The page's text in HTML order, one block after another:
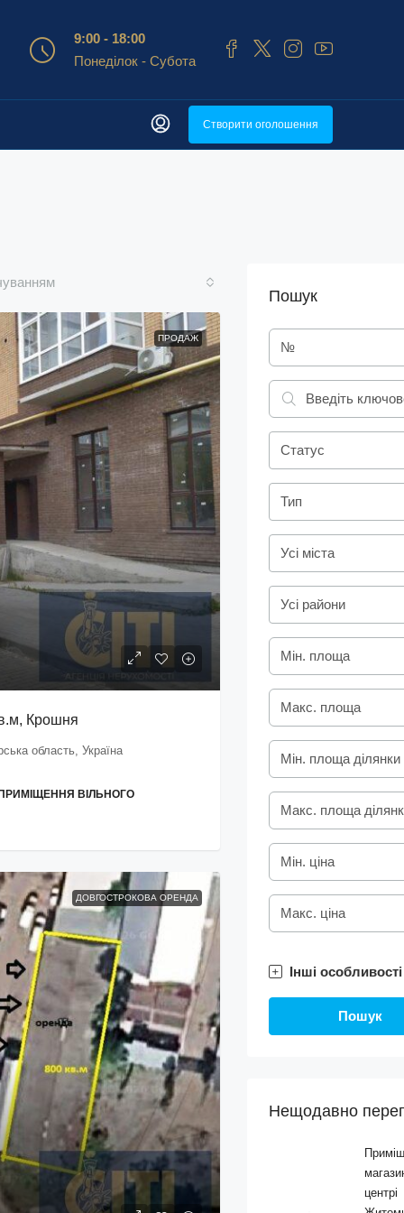
9:00 - 18:00
Понеділок - Субота
Створити оголошення
ПРОДАЖ
Крошня
область, Україна
ВІЛЬНОГО
ДОВГОСТРОКОВА ОРЕНДА
Пошук
Статус
Тип
Усі міста
Усі райони
Інші особливості
Пошук
Нещодавно
центрі